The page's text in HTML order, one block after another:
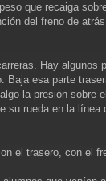
que recaiga
del freno de
Hay
esa parte
la presión sobre
rueda en la
el trasero, con el